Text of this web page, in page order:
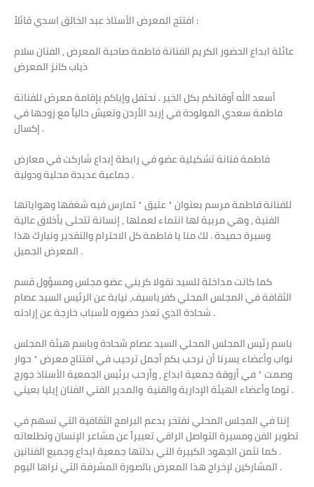
افتتح المعرض الأستاذ عبد الخالق اسدي قائلاً :
عائلة ابداع الحضور الكريم الفنانة فاطمة صاحبة المعرض , الفنان سلام
أسعد الله أوقاتكم بكل الخير . نحتفل وإياكم بإقامة معرض للفنانة
فاطمة سعدي المولودة في إربد الأردن وتعيش حالياً مع زوجها في
إكسال .
فاطمة فنانة تشكيلية عضو في رابطة إبداع شاركت في معارض
جماعية عديدة محلية ودولية .
للفنانة فاطمة مرسم بعنوان ” عتيق ” تمارس فيه شغفها وهواياتها
الفنية , وهي مربية لها انتماء لعملها , إنسانة تتحلى بأخلاق عالية
وسيرة حميدة . لك منا يا فاطمة كل الاحترام والتقدير ونبارك هذا
المعرض الجميل .
كما كانت مداخلة للسيد نقولا كريني عضو مجلس ومسؤول قسم
الثقافة في المجلس المحلي كفرياسيف، نيابة عن الرئيس السيد عصام
شحادة الذي تعذر حضوره لأسباب خارجة عن إرادته .
باسم رئيس المجلس المحلي السيد عصام شحادة وباسم هيئة المجلس
نواب وأعضاء يسرنا أن نرحب بكم أجمل ترحيب في افتتاح معرض ” حوار
وصمت ” في أروقة جمعية ابداع , وأرحب برئيس الجمعية الأستاذ جورج
توما وأعضاء الهيئة الإدارية والفنية والمدير الفني الفنان إيليا بعيني .
إننا في المجلس المحلي نفتخر بدعم البرامج الثقافية التي تسهم في
تطوير الفن ومسيرة التواصل الراقي تعبيراً عن مشاعر الإنسان وتطلعاته
. كما نثمن الجهود الكبيرة التي بذلتها جمعية ابداع وجميع الفنانين
المشاركين لإخراج هذا المعرض بالصورة المشرفة التي نراها اليوم .